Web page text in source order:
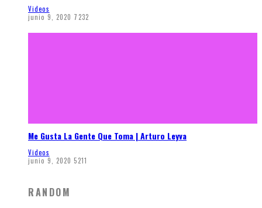
Videos
junio 9, 2020 7232
Me Gusta La Gente Que Toma | Arturo Leyva
Videos
junio 9, 2020 5211
RANDOM